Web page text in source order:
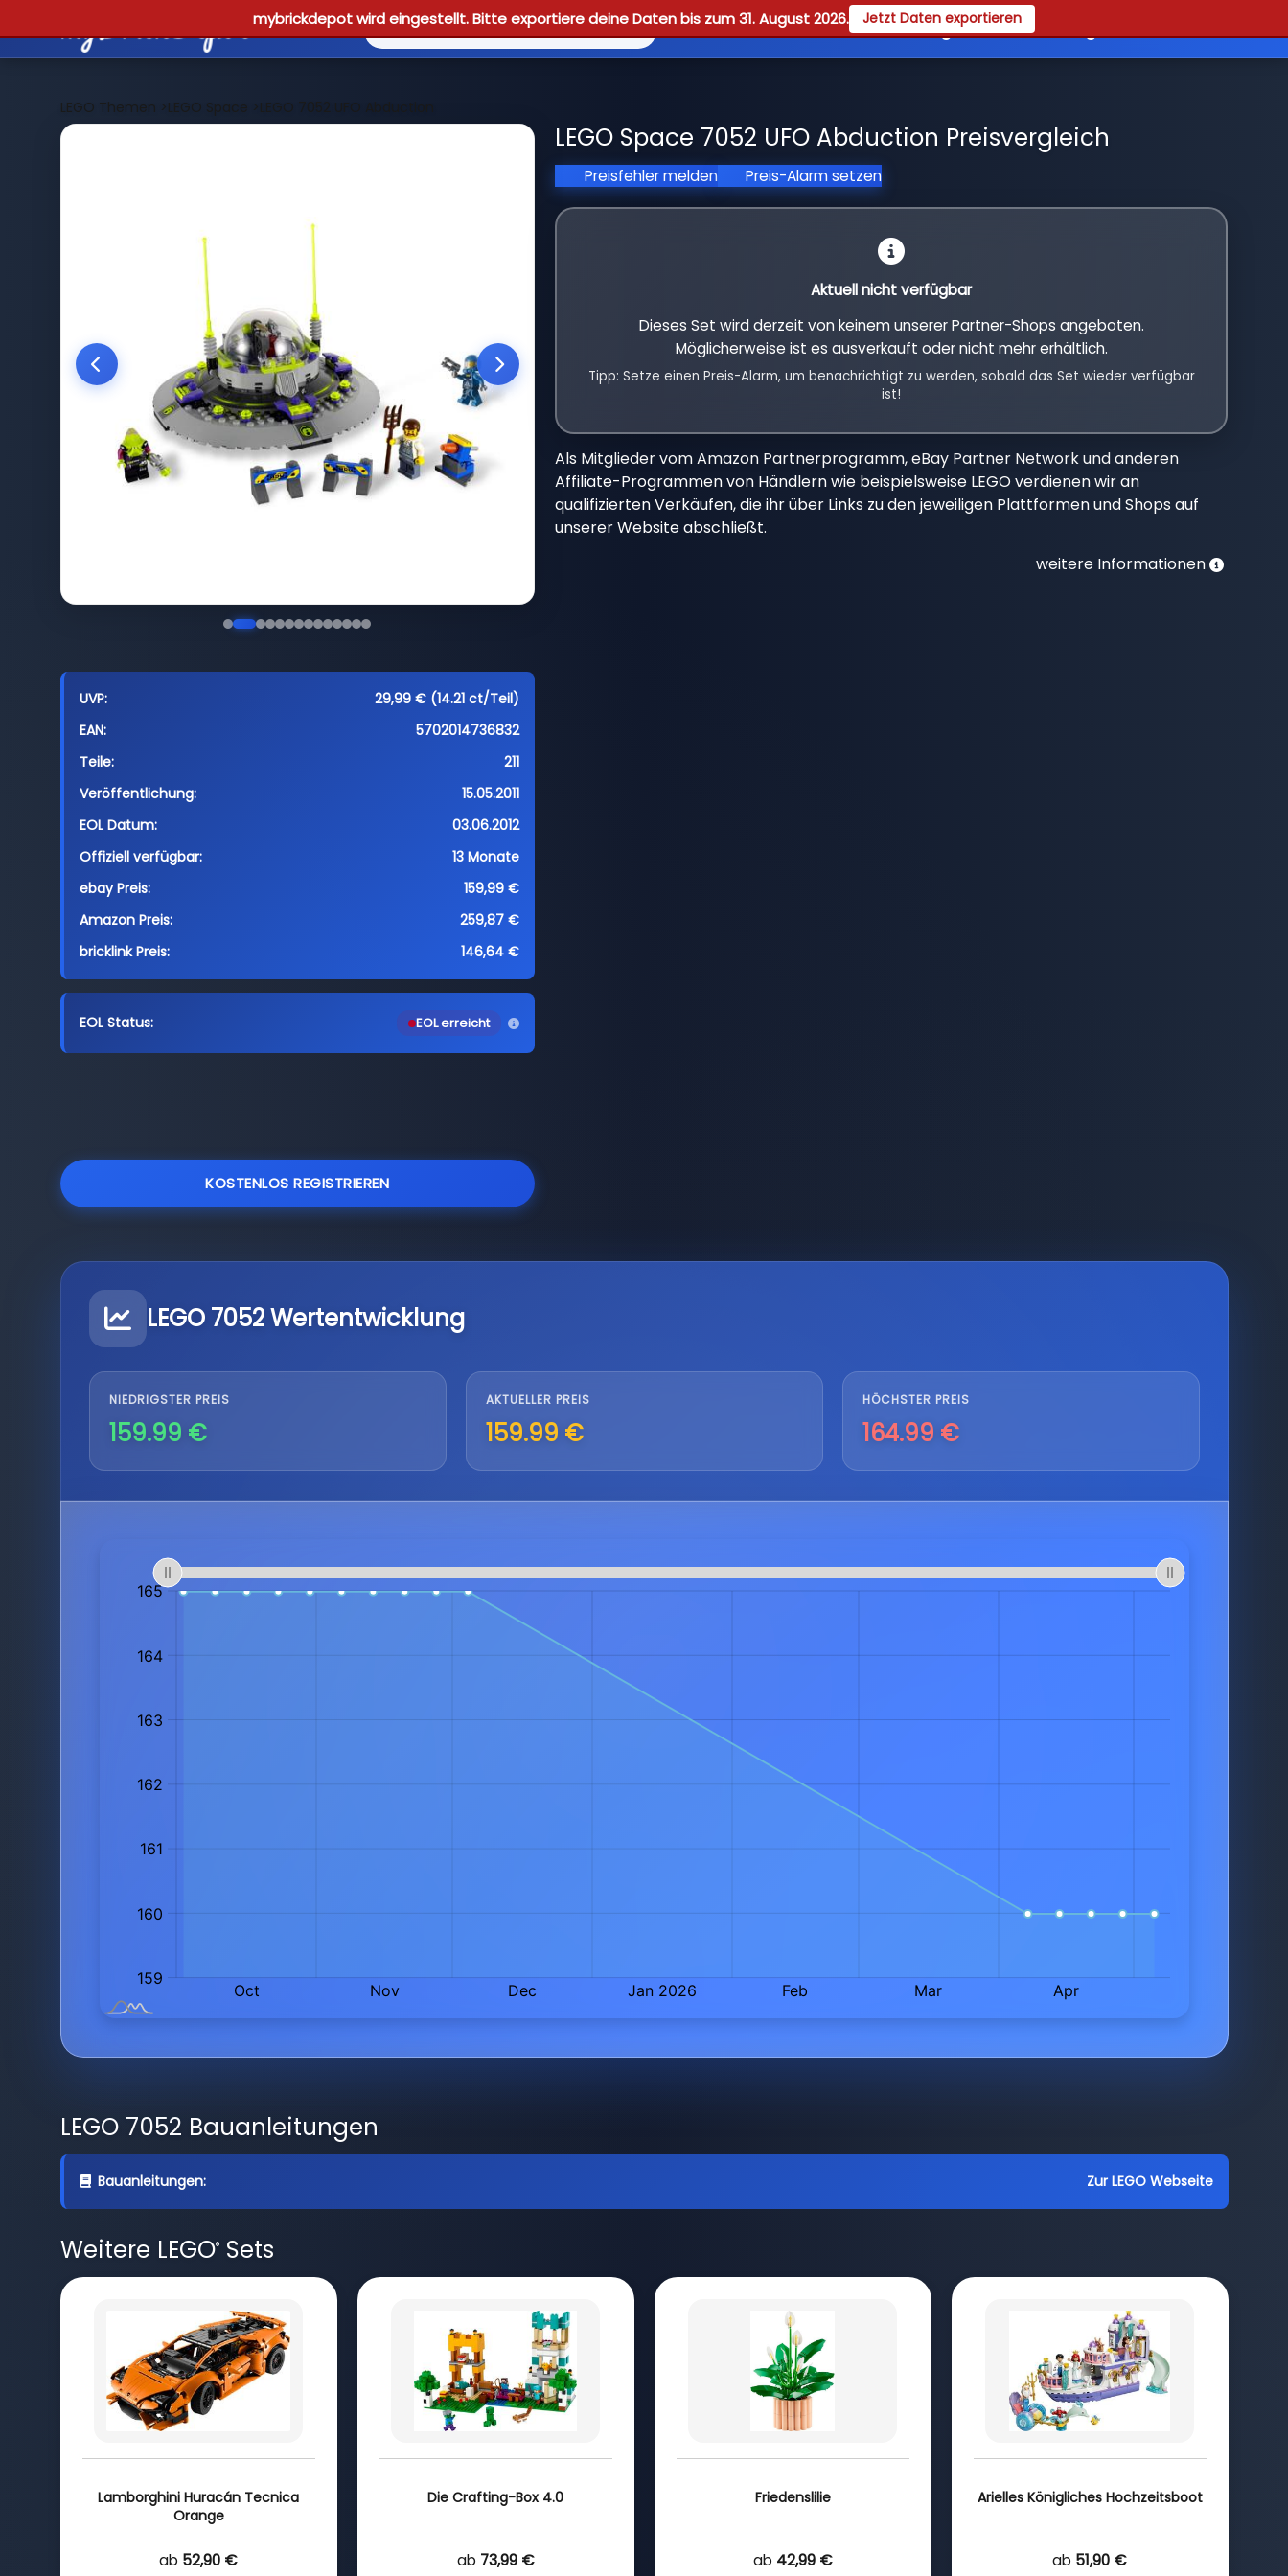
mybrickdepot wird eingestellt. Bitte exportiere deine Daten bis zum 31. August 2026. Jetzt Daten exportieren
Reviews Guides Registrieren
LEGO Themen >LEGO Space >LEGO 7052 UFO Abduction
UVP:
29,99 € (14.21 ct/Teil)
EAN:
5702014736832
Teile:
211
Veröffentlichung:
15.05.2011
EOL Datum:
03.06.2012
Offiziell verfügbar:
13 Monate
ebay Preis:
159,99 €
Amazon Preis:
259,87 €
bricklink Preis:
146,64 €
EOL Status: EOL erreicht
KOSTENLOS REGISTRIEREN
LEGO Space 7052 UFO Abduction Preisvergleich
Preisfehler melden Preis-Alarm setzen
Aktuell nicht verfügbar
Dieses Set wird derzeit von keinem unserer Partner-Shops angeboten.
Möglicherweise ist es ausverkauft oder nicht mehr erhältlich.
Tipp: Setze einen Preis-Alarm, um benachrichtigt zu werden, sobald das Set wieder verfügbar
ist!
Als Mitglieder vom Amazon Partnerprogramm, eBay Partner Network und anderen
Affiliate-Programmen von Händlern wie beispielsweise LEGO verdienen wir an
qualifizierten Verkäufen, die ihr über Links zu den jeweiligen Plattformen und Shops auf
unserer Website abschließt.
weitere Informationen
LEGO 7052 Wertentwicklung
NIEDRIGSTER PREIS
159.99 €
AKTUELLER PREIS
159.99 €
HÖCHSTER PREIS
164.99 €
LEGO 7052 Bauanleitungen
Bauanleitungen: Zur LEGO Webseite
Weitere LEGO®Sets
Lamborghini Huracán Tecnica
Orange
ab 52,90 €
Die Crafting-Box 4.0
ab 73,99 €
Friedenslilie
ab 42,99 €
Arielles Königliches Hochzeitsboot
ab 51,90 €